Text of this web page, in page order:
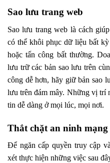
Sao lưu trang web
Sao lưu trang web là cách
có thể khôi phục dữ liệu bất
hoặc tấn công bất thường.
lưu trữ các bản sao lưu trên
công dễ hơn, hãy giữ bản sao
lưu trên đám mây. Những vị trí
tin dễ dàng ở mọi lúc, mọi nơi.
Thắt chặt an ninh mạng
Để ngăn cấp quyền truy cập
xét thực hiện những việc sau